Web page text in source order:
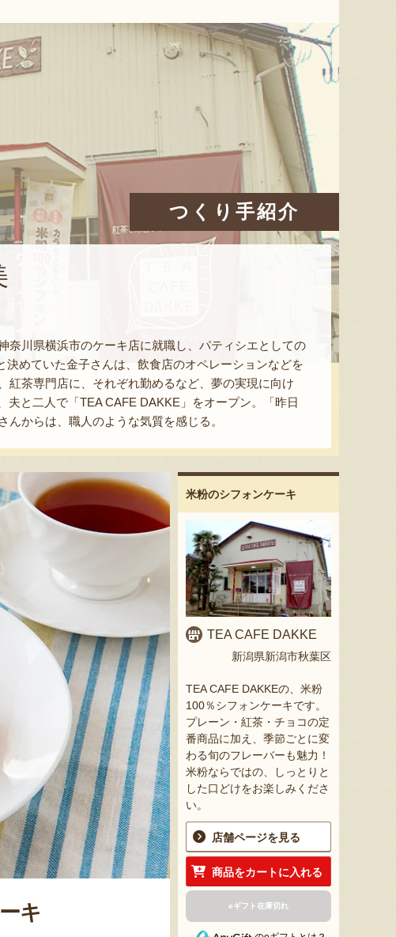
つくり手紹介
奈川県横浜市のケーキ店に就職し、パティシエとしての
めていた金子さんは、飲食店のオペレーションなどを
紅茶専門店に、それぞれ勤めるなど、夢の実現に向け
と二人で「TEA CAFE DAKKE」をオープン。「昨日
からは、職人のような気質を感じる。
キ
米粉のシフォンケーキ
TEA CAFE DAKKE
新潟県新潟市秋葉区
TEA CAFE DAKKEの、米粉
100％シフォンケーキです。
プレーン・紅茶・チョコの定
番商品に加え、季節ごとに変
わる旬のフレーバーも魅力！
米粉ならではの、しっとりと
した口どけをお楽しみくださ
い。
店舗ページを見る
商品をカートに入れる
eギフト在庫切れ